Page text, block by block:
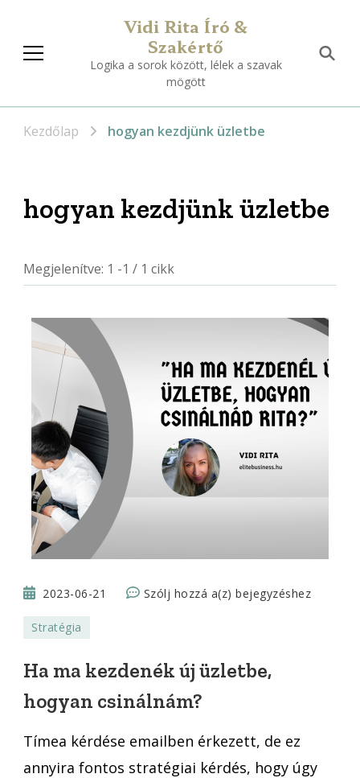
Vidi Rita Író &
Szakértő
Logika a sorok között, lélek a szavak
mögött
Kezdőlap hogyan kezdjünk üzletbe
hogyan kezdjünk üzletbe
Megjelenítve: 1 -1 / 1 cikk
2023-06-21 Szólj hozzá a(z)Ha
üzletbe,
bejegyzéshez
Stratégia
Ha ma kezdenék új üzletbe,
hogyan csinálnám?
Tímea kérdése emailben érkezett, de ez
annyira fontos stratégiai kérdés, hogy úgy